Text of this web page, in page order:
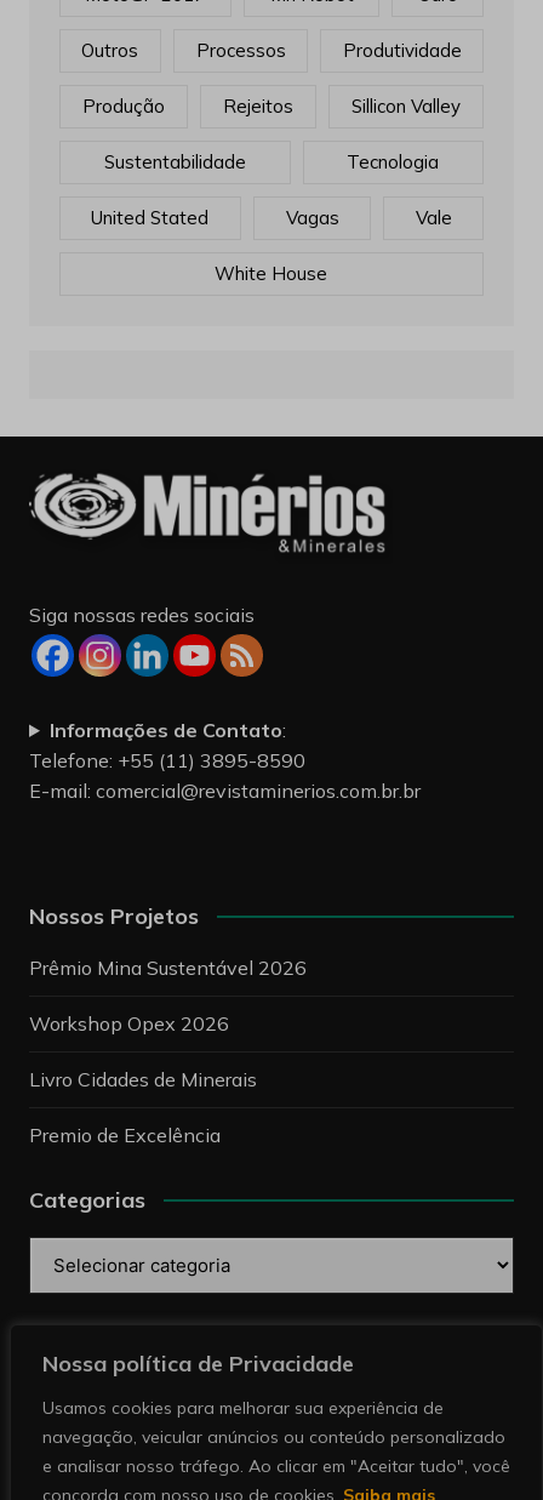
Nossa política de Privacidade
Usamos cookies para melhorar sua experiência de
navegação, veicular anúncios ou conteúdo personalizado
e analisar nosso tráfego. Ao clicar em "Aceitar tudo", você
concorda com nosso uso de cookies. Saiba mais
Outros Processos Produtividade
Produção Rejeitos Sillicon Valley
Sustentabilidade Tecnologia
United Stated Vagas Vale
White House
Siga nossas redes sociais
Informações de Contato:
Telefone: +55 (11) 3895-8590
E-mail: comercial@revistaminerios.com.br.br
Nossos Projetos
Prêmio Mina Sustentável 2026
Workshop Opex 2026
Livro Cidades de Minerais
Premio de Excelência
Categorias